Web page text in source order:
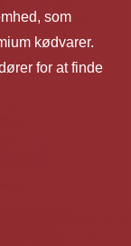
som
kødvarer.
for at finde